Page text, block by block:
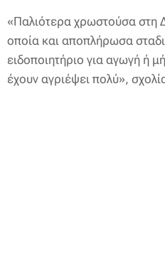
«Παλιότερα χρωστούσα
οποία και αποπλήρωσα
ειδοποιητήριο για αγωγή ή
έχουν αγριέψει πολύ»,